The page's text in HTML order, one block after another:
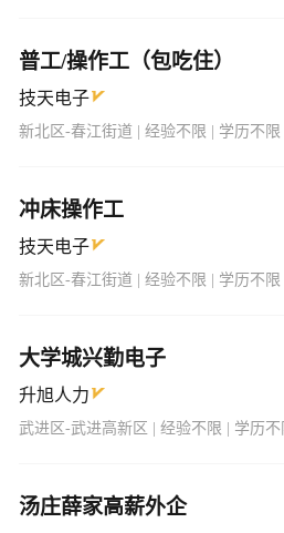
普工/操作工（包吃住）
技天电子
新北区-春江街道 | 经验不限 | 学历不限
冲床操作工
技天电子
新北区-春江街道 | 经验不限 | 学历不限
大学城兴勤电子
升旭人力
武进区-武进高新区 | 经验不限 | 学历不
汤庄薛家高薪外企